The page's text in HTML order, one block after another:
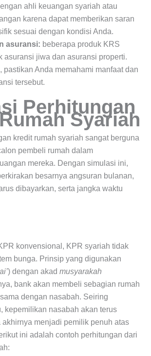
ahli keuangan syariah atau
karena dapat memberikan saran
sesuai dengan kondisi Anda.
asuransi: beberapa produk KRS
asuransi jiwa dan asuransi properti.
pastikan Anda memahami manfaat dan
tersebut.
Perhitungan
Syariah
kredit rumah syariah sangat berguna
pembeli rumah dalam
mereka. Dengan simulasi ini,
besarnya angsuran bulanan,
dibayarkan, serta jangka waktu
konvensional, KPR syariah tidak
bunga. Prinsip yang digunakan
) dengan akad musyarakah
bank akan membeli sebagian rumah
dengan nasabah. Seiring
kepemilikan nasabah akan terus
akhirnya menjadi pemilik penuh atas
ini adalah contoh perhitungan dari